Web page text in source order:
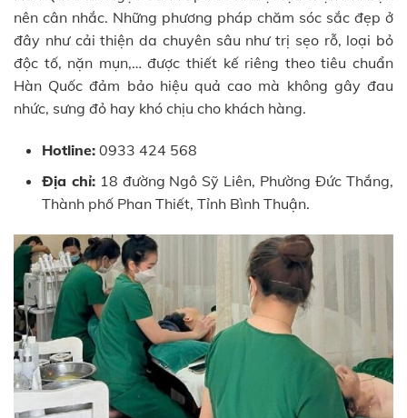
nên cân nhắc. Những phương pháp chăm sóc sắc đẹp ở
đây như cải thiện da chuyên sâu như trị sẹo rỗ, loại bỏ
độc tố, nặn mụn,… được thiết kế riêng theo tiêu chuẩn
Hàn Quốc đảm bảo hiệu quả cao mà không gây đau
nhức, sưng đỏ hay khó chịu cho khách hàng.
Hotline:0933 424 568
Địa chỉ:18 đường Ngô Sỹ Liên, Phường Đức Thắng,
Thành phố Phan Thiết, Tỉnh Bình Thuận.